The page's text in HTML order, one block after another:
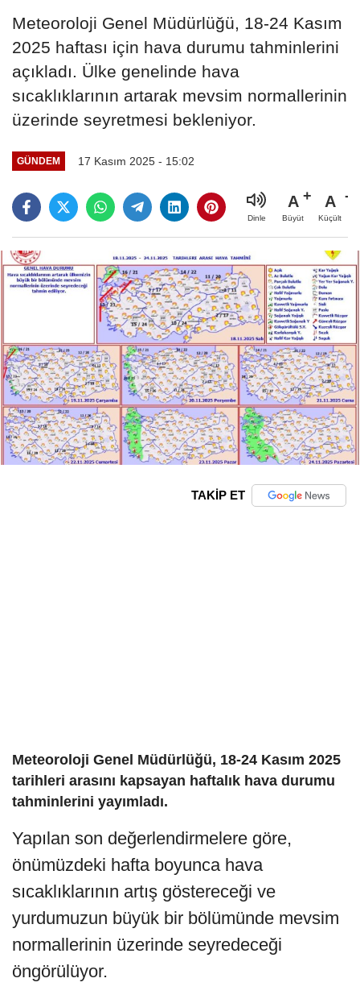
Meteoroloji Genel Müdürlüğü, 18-24 Kasım
2025 haftası için hava durumu tahminlerini
açıkladı. Ülke genelinde hava
sıcaklıklarının artarak mevsim normallerinin
üzerinde seyretmesi bekleniyor.
GÜNDEM 17 Kasım 2025 - 15:02
Dinle
A
Büyüt
A
Küçült
TAKİP ET
Meteoroloji Genel Müdürlüğü, 18-24 Kasım 2025
tarihleri arasını kapsayan haftalık hava durumu
tahminlerini yayımladı.
Yapılan son değerlendirmelere göre,
önümüzdeki hafta boyunca hava
sıcaklıklarının artış göstereceği ve
yurdumuzun büyük bir bölümünde mevsim
normallerinin üzerinde seyredeceği
öngörülüyor.